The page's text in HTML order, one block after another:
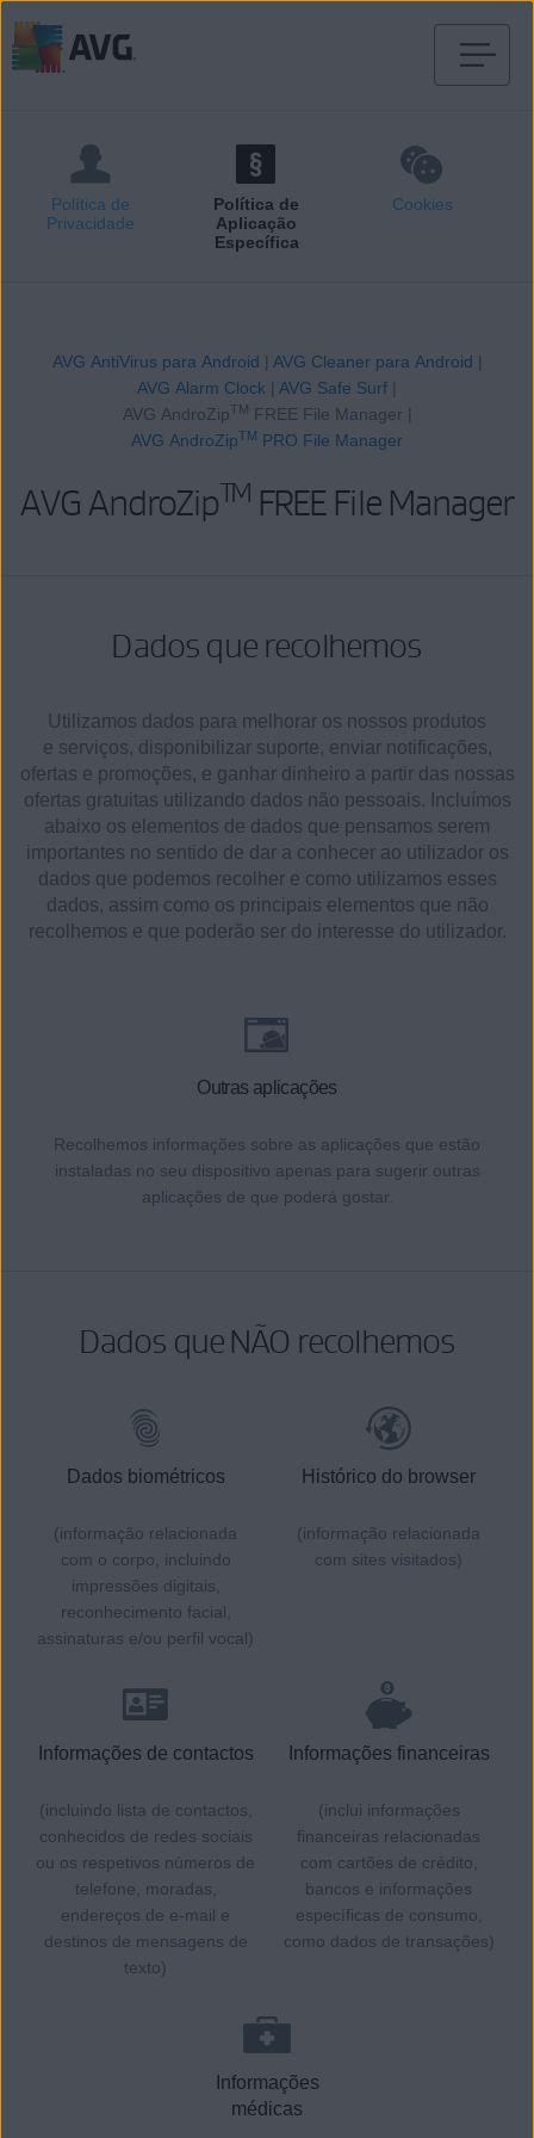
Política de
Privacidade
Política de
Aplicação
Específica
Cookies
AVG AntiVirus para Android | AVG Cleaner para Android |
AVG Alarm Clock | AVG Safe Surf |
AVG AndroZipTM FREE File Manager |
AVG AndroZipTM PRO File Manager
AVG AndroZipTM FREE File Manager
Dados que recolhemos
Utilizamos dados para melhorar os nossos produtos
e serviços, disponibilizar suporte, enviar notificações,
ofertas e promoções, e ganhar dinheiro a partir das nossas
ofertas gratuitas utilizando dados não pessoais. Incluímos
abaixo os elementos de dados que pensamos serem
importantes no sentido de dar a conhecer ao utilizador os
dados que podemos recolher e como utilizamos esses
dados, assim como os principais elementos que não
recolhemos e que poderão ser do interesse do utilizador.
Outras aplicações
Recolhemos informações sobre as aplicações que estão
instaladas no seu dispositivo apenas para sugerir outras
aplicações de que poderá gostar.
Dados que NÃO recolhemos
Dados biométricos
(informação relacionada
com o corpo, incluindo
impressões digitais,
reconhecimento facial,
assinaturas e/ou perfil vocal)
Histórico do browser
(informação relacionada
com sites visitados)
Informações de contactos
(incluindo lista de contactos,
conhecidos de redes sociais
ou os respetivos números de
telefone, moradas,
endereços de e-mail e
destinos de mensagens de
texto)
Informações financeiras
(inclui informações
financeiras relacionadas
com cartões de crédito,
bancos e informações
específicas de consumo,
como dados de transações)
Informações
médicas